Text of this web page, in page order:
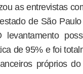
as entrevistas
de São
de 95% e foi
próprios